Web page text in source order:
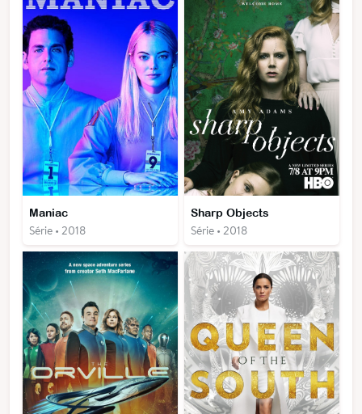
Maniac
Série • 2018
Sharp Objects
Série • 2018